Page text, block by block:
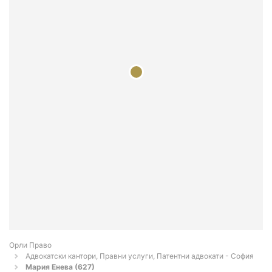
Орли Право
Адвокатски кантори, Правни услуги, Патентни адвокати - София
Мария Енева (627)